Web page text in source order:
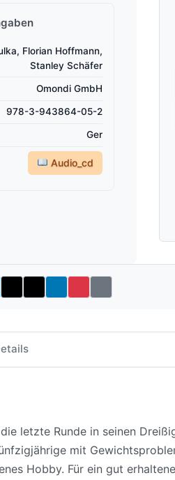
Florian Hoffmann,
Stanley Schäfer
Omondi GmbH
978-3-943864-05-2
Ger
Audio_cd
letzte Runde in seinen
mit
Hobby. Für ein gut